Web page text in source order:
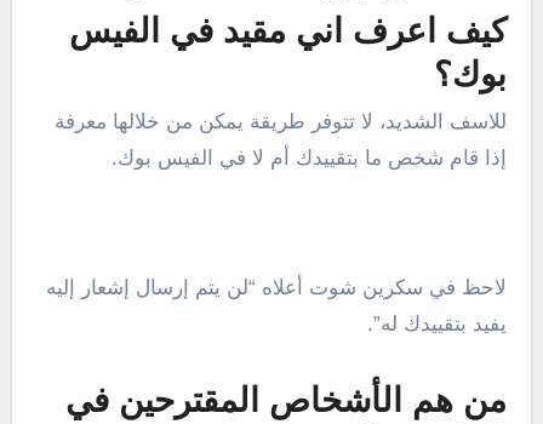
كيف اعرف اني مقيد في الفيس
بوك؟
للاسف الشديد، لا تتوفر طريقة يمكن من خلالها معرفة
إذا قام شخص ما بتقييدك أم لا في الفيس بوك.
لاحظ في سكرين شوت أعلاه “لن يتم إرسال إشعار إليه
يفيد بتقييدك له”.
من هم الأشخاص المقترحين في